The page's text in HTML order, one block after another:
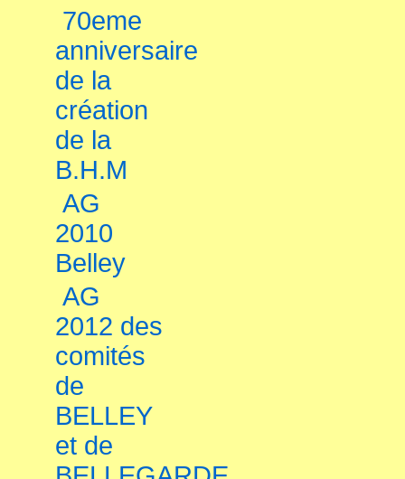
70eme
anniversaire
de la
création
de la
B.H.M
AG
2010
Belley
AG
2012 des
comités
de
BELLEY
et de